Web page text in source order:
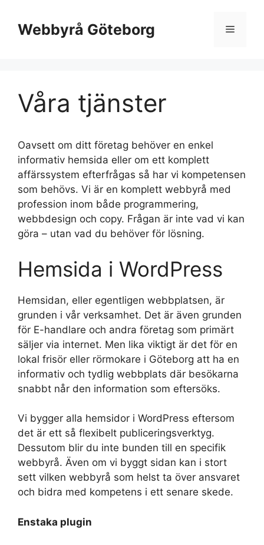
innehållWebbyrå Göteborg Meny
Våra tjänster
Oavsett om ditt företag behöver en enkel
informativ hemsida eller om ett komplett
affärssystem efterfrågas så har vi kompetensen
som behövs. Vi är en komplett webbyrå med
profession inom både programmering,
webbdesign och copy. Frågan är inte vad vi kan
göra – utan vad du behöver för lösning.
Hemsida i WordPress
Hemsidan, eller egentligen webbplatsen, är
grunden i vår verksamhet. Det är även grunden
för E-handlare och andra företag som primärt
säljer via internet. Men lika viktigt är det för en
lokal frisör eller rörmokare i Göteborg att ha en
informativ och tydlig webbplats där besökarna
snabbt når den information som eftersöks.
Vi bygger alla hemsidor i WordPress eftersom
det är ett så flexibelt publiceringsverktyg.
Dessutom blir du inte bunden till en specifik
webbyrå. Även om vi byggt sidan kan i stort
sett vilken webbyrå som helst ta över ansvaret
och bidra med kompetens i ett senare skede.
Enstaka plugin